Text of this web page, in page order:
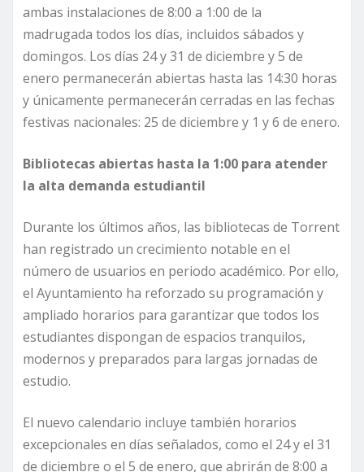
ambas instalaciones de 8:00 a 1:00 de la
madrugada todos los días, incluidos sábados y
domingos. Los días 24 y 31 de diciembre y 5 de
enero permanecerán abiertas hasta las 14:30 horas
y únicamente permanecerán cerradas en las fechas
festivas nacionales: 25 de diciembre y 1 y 6 de enero.
Bibliotecas abiertas hasta la 1:00 para atender
la alta demanda estudiantil
Durante los últimos años, las bibliotecas de Torrent
han registrado un crecimiento notable en el
número de usuarios en periodo académico. Por ello,
el Ayuntamiento ha reforzado su programación y
ampliado horarios para garantizar que todos los
estudiantes dispongan de espacios tranquilos,
modernos y preparados para largas jornadas de
estudio.
El nuevo calendario incluye también horarios
excepcionales en días señalados, como el 24 y el 31
de diciembre o el 5 de enero, que abrirán de 8:00 a